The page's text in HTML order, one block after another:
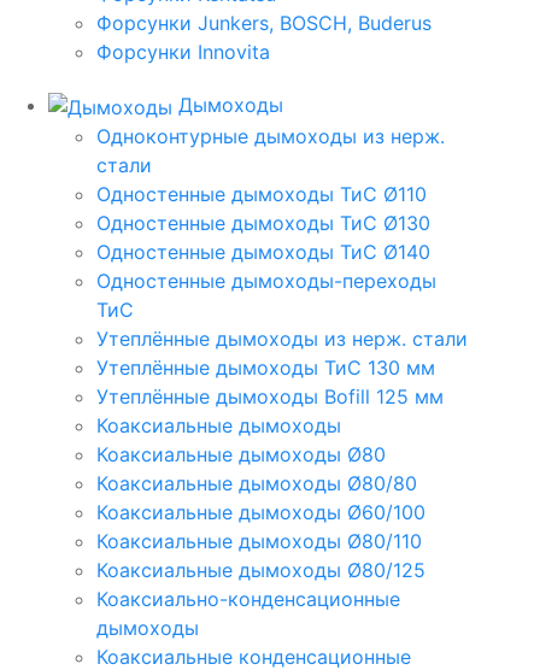
Форсунки Junkers, BOSCH, Buderus
Форсунки Innovita
Дымоходы
Одноконтурные дымоходы из нерж.
стали
Одностенные дымоходы ТиС Ø110
Одностенные дымоходы ТиС Ø130
Одностенные дымоходы ТиС Ø140
Одностенные дымоходы-переходы
ТиС
Утеплённые дымоходы из нерж. стали
Утеплённые дымоходы ТиС 130 мм
Утеплённые дымоходы Bofill 125 мм
Коаксиальные дымоходы
Коаксиальные дымоходы Ø80
Коаксиальные дымоходы Ø80/80
Коаксиальные дымоходы Ø60/100
Коаксиальные дымоходы Ø80/110
Коаксиальные дымоходы Ø80/125
Коаксиально-конденсационные
дымоходы
Коаксиальные конденсационные